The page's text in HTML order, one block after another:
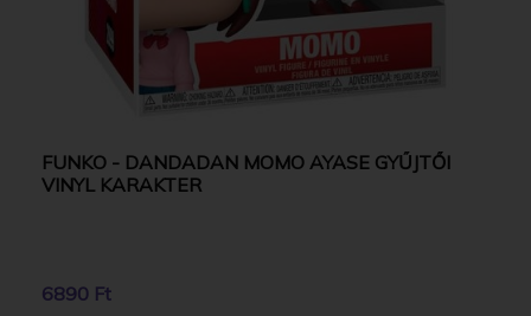
FUNKO - DANDADAN MOMO AYASE GYŰJTŐI
VINYL KARAKTER
6890 Ft